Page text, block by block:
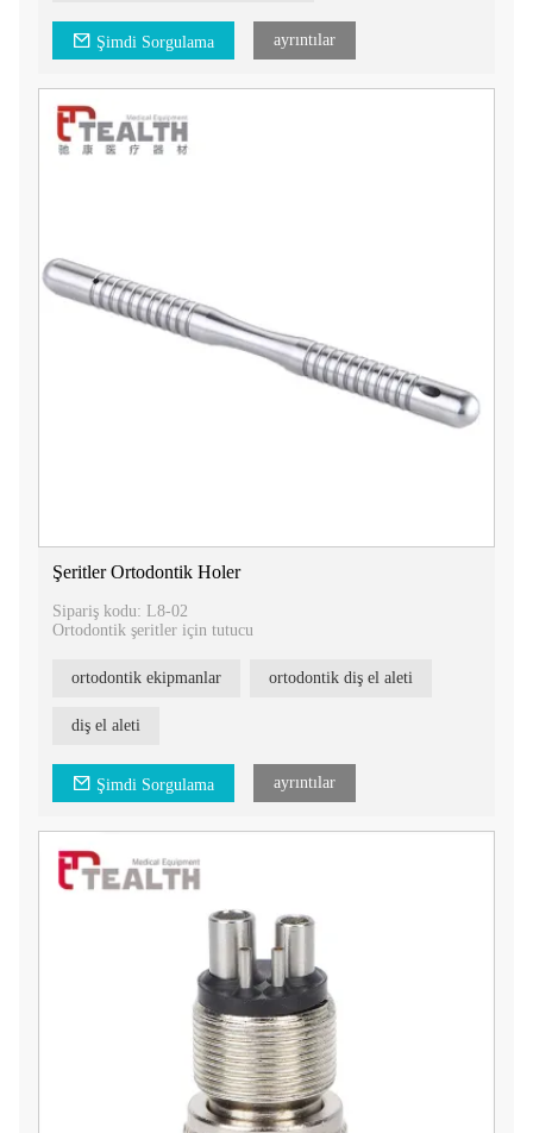
Tahrik millerimiz, dental piyasemenlerin sorunsuz ve güvenilir
çalışmasını sağlayacak şekilde tasarlanmıştır. Diş
prosedürlerinin taleplerine dayanacak ve uzun süreli
Düşük hızlı piyasemenlerinizin işlevselliğini korumak ve
ömrünü uzatmak için yedek parça olarak tahrik millerimizi
Şimdi Sorgulama ayrıntılar
Şeritler Ortodontik Holer
Sipariş kodu: L8-02
Ortodontik şeritler için tutucu
ortodontik ekipmanlar ortodontik diş el aleti
diş el aleti
Şimdi Sorgulama ayrıntılar